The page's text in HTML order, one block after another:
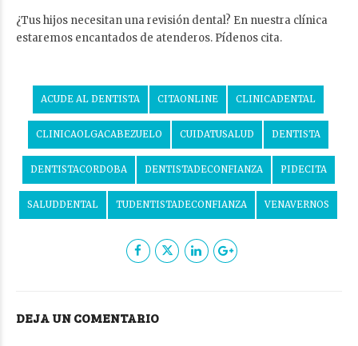
¿Tus hijos necesitan una revisión dental? En nuestra clínica
estaremos encantados de atenderos. Pídenos cita.
ACUDE AL DENTISTA CITAONLINE CLINICADENTAL
CLINICAOLGACABEZUELO CUIDATUSALUD DENTISTA
DENTISTACORDOBA DENTISTADECONFIANZA PIDECITA
SALUDDENTAL TUDENTISTADECONFIANZA VENAVERNOS
DEJA UN COMENTARIO